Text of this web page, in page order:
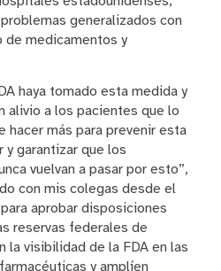
generalizados con
de medicamentos y
haya tomado esta medida y
alivio a los pacientes que lo
hacer más para prevenir esta
y garantizar que los
vuelvan a pasar por esto”,
con mis colegas desde el
aprobar disposiciones
reservas federales de
la visibilidad de la FDA en las
y amplíen